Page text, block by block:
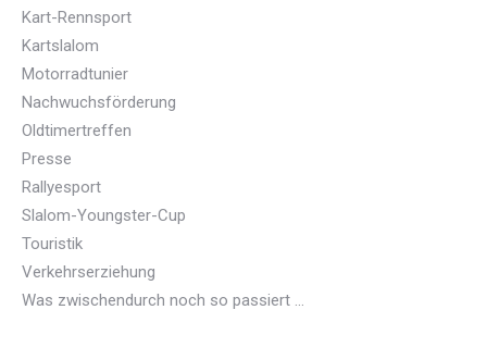
Kart-Rennsport
Kartslalom
Motorradtunier
Nachwuchsförderung
Oldtimertreffen
Presse
Rallyesport
Slalom-Youngster-Cup
Touristik
Verkehrserziehung
Was zwischendurch noch so passiert …